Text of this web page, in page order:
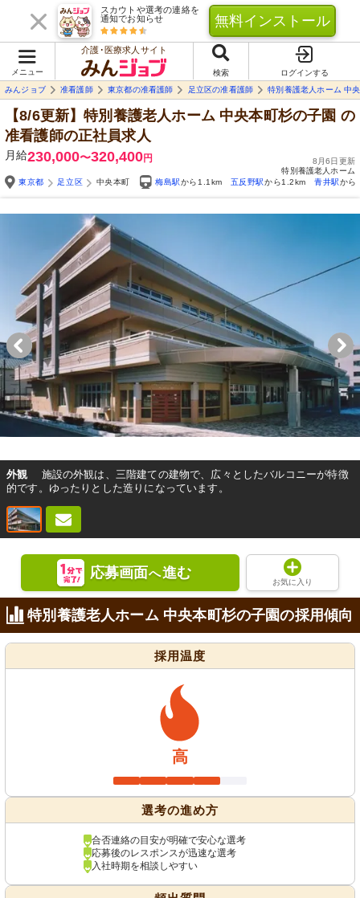
スカウトや選考の連絡を
通知でお知らせ
無料インストール
メニュー
介護･医療求人サイト
検索
ログインする
みんジョブ
准看護師 東京都の准看護師 足立区の准看護師 特別養護老人ホーム 中
【8/6更新】特別養護老人ホーム 中央本町杉の子園 の
准看護師の正社員求人
月給230,000〜320,400円
8月6日更新
特別養護老人ホーム
東京都
足立区 中央本町 梅島駅から1.1km 五反野駅から1.2km 青井駅から
外観
施設の外観は、三階建ての建物で、広々としたバルコニーが特徴
的です。ゆったりとした造りになっています。
応募画面へ進む
お気に入り
特別養護老人ホーム 中央本町杉の子園の採用傾向
採用温度
高
選考の進め方
合否連絡の目安が明確で安心な選考
応募後のレスポンスが迅速な選考
入社時期を相談しやすい